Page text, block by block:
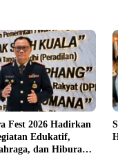
Fest 2026 Hadirkan
Edukatif,
dan Hiburan